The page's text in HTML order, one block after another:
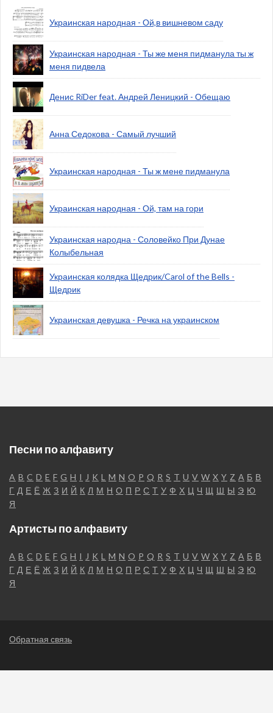
Украинская народная - Ой,в вишневом саду
Украинская народная - Ты же меня пидманула ты ж
меня пидвела
Денис RiDer feat. Андрей Леницкий - Обещаю
Анна Седокова - Самый лучший
Украинская народная - Ты ж мене пидманула
Украинская народная - Ой, там на гори
Украинская народна - Соловейко При Дунае
Колыбельная
Украинская колядка Щедрик/Carol of the Bells -
Щедрик
Украинская девушка - Речка на украинском
Песни по алфавиту
A B C D E F G H I J K L M N O P Q R S T U V W X Y Z А Б В
Г Д Е Ё Ж З И Й К Л М Н О П Р С Т У Ф Х Ц Ч Щ Ш Ы Э Ю
Я
Артисты по алфавиту
A B C D E F G H I J K L M N O P Q R S T U V W X Y Z А Б В
Г Д Е Ё Ж З И Й К Л М Н О П Р С Т У Ф Х Ц Ч Щ Ш Ы Э Ю
Я
Обратная связь